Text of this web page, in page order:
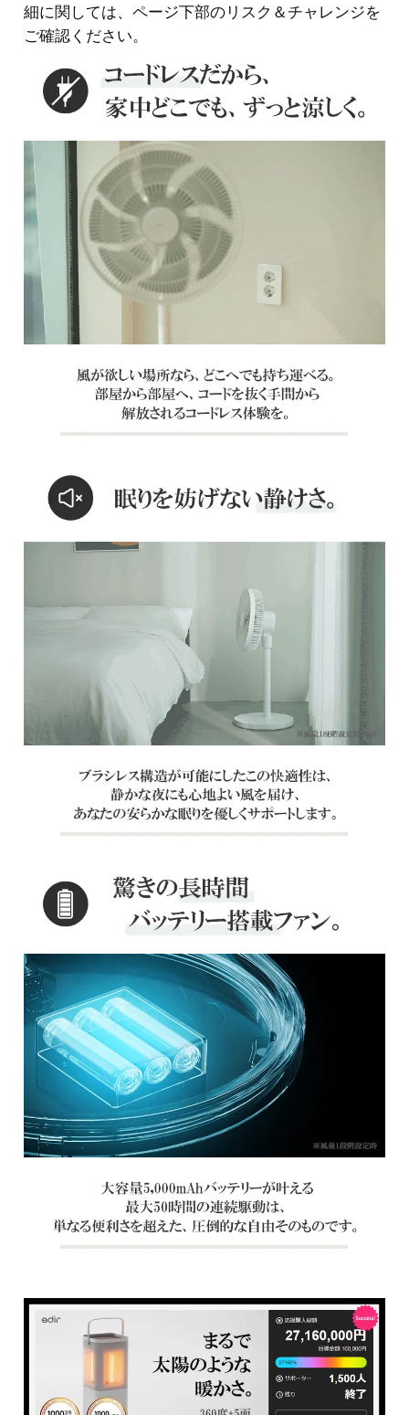
細に関しては、ページ下部のリスク＆チャレンジを
ご確認ください。